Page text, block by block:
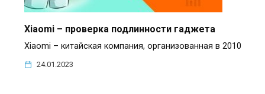
Xiaomi – проверка подлинности гаджета
Xiaomi – китайская компания, организованная в 2010
24.01.2023